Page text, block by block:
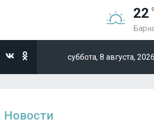
22
суббота, 8 августа, 2026
Новости